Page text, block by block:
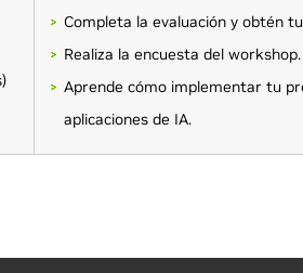
Completa la evaluación y obtén
Realiza la encuesta del workshop.
Aprende cómo implementar tu
aplicaciones de IA.